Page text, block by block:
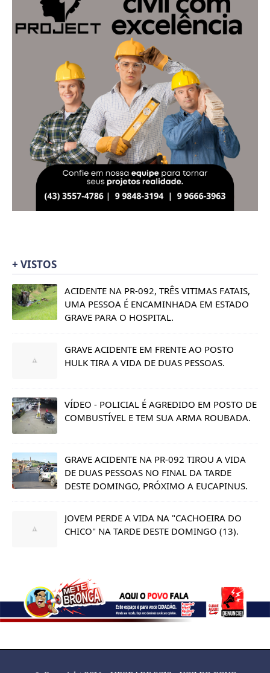
+ VISTOS
ACIDENTE NA PR-092, TRÊS VITIMAS FATAIS,
UMA PESSOA É ENCAMINHADA EM ESTADO
GRAVE PARA O HOSPITAL.
GRAVE ACIDENTE EM FRENTE AO POSTO
HULK TIRA A VIDA DE DUAS PESSOAS.
VÍDEO - POLICIAL É AGREDIDO EM POSTO DE
COMBUSTÍVEL E TEM SUA ARMA ROUBADA.
GRAVE ACIDENTE NA PR-092 TIROU A VIDA
DE DUAS PESSOAS NO FINAL DA TARDE
DESTE DOMINGO, PRÓXIMO A EUCAPINUS.
JOVEM PERDE A VIDA NA "CACHOEIRA DO
CHICO" NA TARDE DESTE DOMINGO (13).